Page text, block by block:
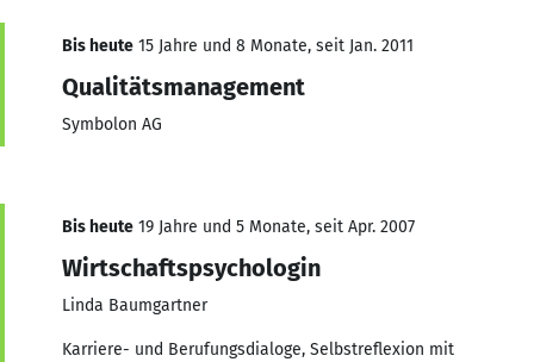
Bis heute 15 Jahre und 8 Monate, seit Jan. 2011
Qualitätsmanagement
Symbolon AG
Bis heute 19 Jahre und 5 Monate, seit Apr. 2007
Wirtschaftspsychologin
Linda Baumgartner
Karriere- und Berufungsdialoge, Selbstreflexion mit